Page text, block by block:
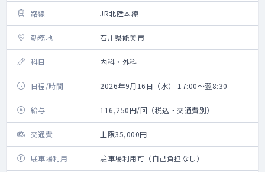
路線 JR北陸本線
勤務地 石川県能美市
科目 内科・外科
日程/時間 2026年9月16日（水） 17:00～翌8:30
給与 116,250円/回（税込・交通費別）
交通費 上限35,000円
駐車場利用 駐車場利用可（自己負担なし）